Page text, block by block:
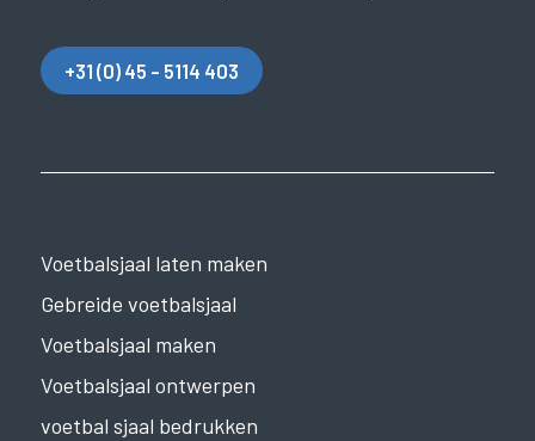
+31 (0) 45 - 5114 403
Voetbalsjaal laten maken
Gebreide voetbalsjaal
Voetbalsjaal maken
Voetbalsjaal ontwerpen
voetbal sjaal bedrukken